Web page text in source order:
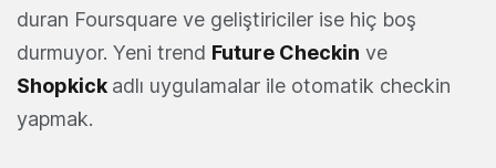
duran Foursquare ve geliştiriciler ise hiç boş
durmuyor. Yeni trend Future Checkin ve
Shopkick adlı uygulamalar ile otomatik checkin
yapmak.